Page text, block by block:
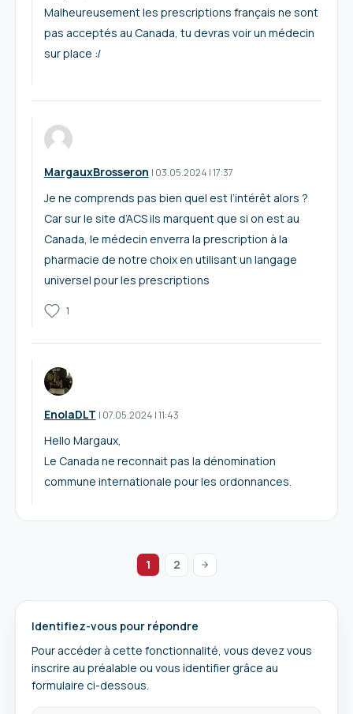
Malheureusement les prescriptions français ne sont
pas acceptés au Canada, tu devras voir un médecin
sur place :/
MargauxBrosseron I 03.05.2024 |17:37
Je ne comprends pas bien quel est l’intérêt alors ?
Car sur le site d’ACS ils marquent que si on est au
Canada, le médecin enverra la prescription à la
pharmacie de notre choix en utilisant un langage
universel pour les prescriptions
1
EnolaDLT I 07.05.2024 |11:43
Hello Margaux,
Le Canada ne reconnait pas la dénomination
commune internationale pour les ordonnances.
1 2
Identifiez-vous pour répondre
Pour accéder à cette fonctionnalité, vous devez vous
inscrire au préalable ou vous identifier grâce au
formulaire ci-dessous.